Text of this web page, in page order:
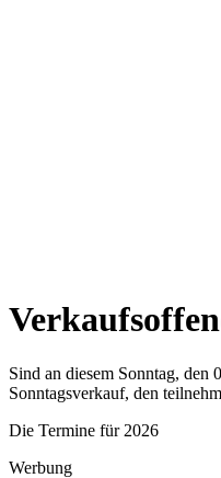
Sind an diesem Sonntag,
Sonntagsverkauf, den
Die Termine für 2026
Werbung